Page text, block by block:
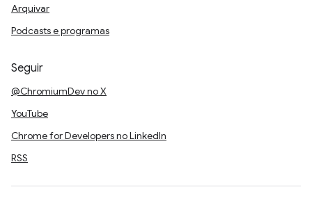
Arquivar
Podcasts e programas
Seguir
@ChromiumDev no X
YouTube
Chrome for Developers no LinkedIn
RSS